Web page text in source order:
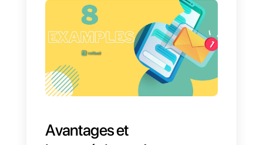
attirer leur public cible peuvent
également être appelées
promotions des ventes. Ces
promotions sont généralement
comportement d’achat à court